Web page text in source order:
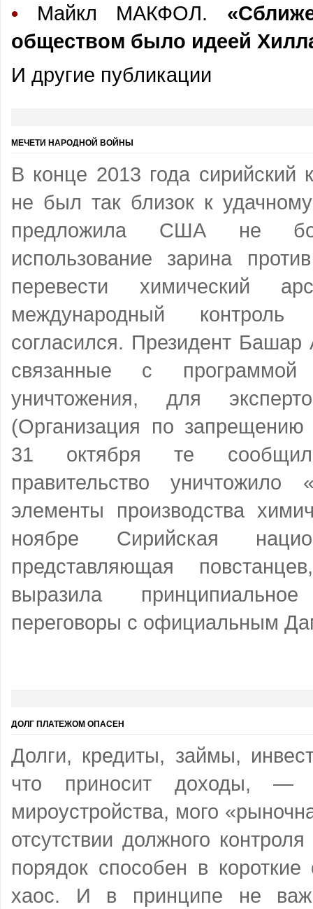
• Майкл МАКФОЛ.
обществом было идеей
И другие публикации
МЕЧЕТИ НАРОДНОЙ ВОЙНЫ
В конце 2013 года сирийский
не был так близок к
предложила США не
использование зарина
перевести химический
международный
согласился. Президент
связанные с программой
уничтожения, для
(Организация по запрещению
31 октября те
правительство уничтожило
элементы производства
ноябре Сирийская
представляющая
выразила
переговоры с официальным
ДОЛГ ПЛАТЕЖОМ ОПАСЕН
Долги, кредиты, займы,
что приносит доходы, —
мироустройства, мого
отсутствии должного
порядок способен в короткие
хаос. И в принципе не